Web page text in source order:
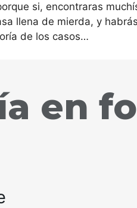
si, encontraras
llena de mierda, y
de los casos…
en